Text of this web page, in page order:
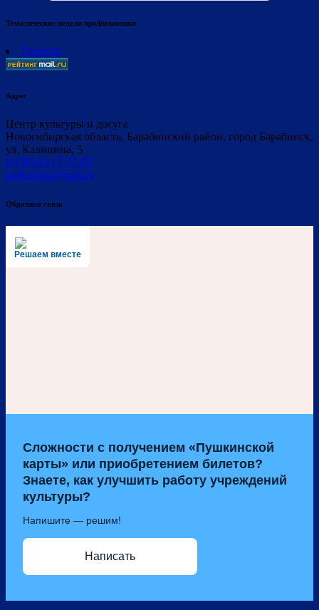
Тематические недели профилактики
Главная
Адрес
Центр культуры и досуга
Новосибирская область, Барабинский район, город Барабинск,
ул. Калинина, 5
8-(383-61) 7-27-95
kulturabrb@mail.ru
Обратная связь
Решаем вместе
Сложности с получением «Пушкинской
карты» или приобретением билетов?
Знаете, как улучшить работу учреждений
культуры?
Напишите — решим!
Написать